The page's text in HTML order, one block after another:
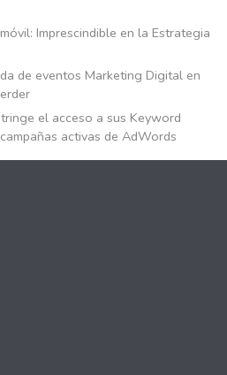
Imprescindible en la Estrategia
de eventos Marketing Digital en
el acceso a sus Keyword
activas de AdWords